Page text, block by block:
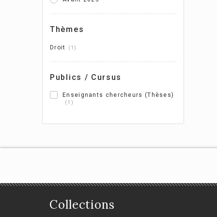
Thèmes
Droit 1
Publics / Cursus
Enseignants chercheurs (Thèses)
1
Collections